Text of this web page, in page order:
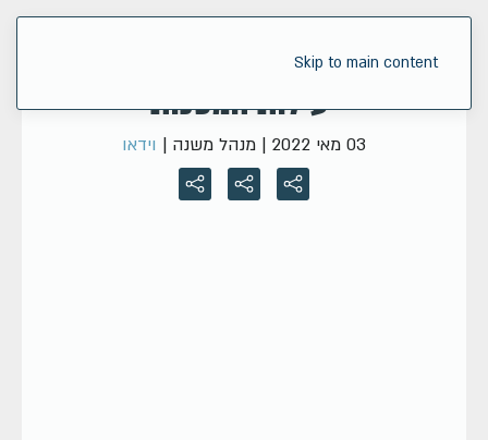
Skip to main content
מומחי משרד הבריאות מדברים על
יעילות המסכות
03 מאי 2022 | מנהל משנה | וידאו